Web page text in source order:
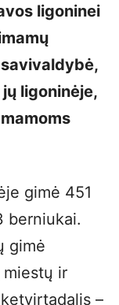
ligoninei
ligoninėje,
gimė 451
berniukai.
gimė
miestų ir
–